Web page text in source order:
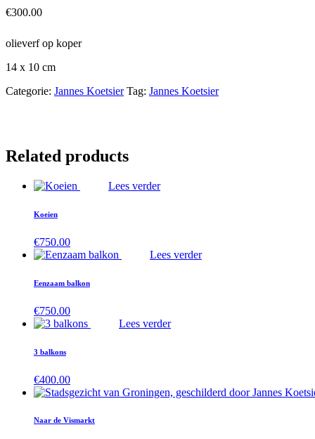
€300.00
olieverf op koper
14 x 10 cm
Categorie: Jannes Koetsier Tag: Jannes Koetsier
Related products
Lees verder
Koeien
€750.00
Lees verder
Eenzaam balkon
€750.00
Lees verder
3 balkons
€400.00
Naar de Vismarkt